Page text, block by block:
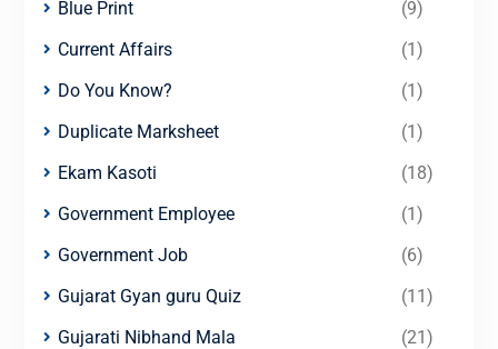
Blue Print
(9)
Current Affairs
(1)
Do You Know?
(1)
Duplicate Marksheet
(1)
Ekam Kasoti
(18)
Government Employee
(1)
Government Job
(6)
Gujarat Gyan guru Quiz
(11)
Gujarati Nibhand Mala
(21)